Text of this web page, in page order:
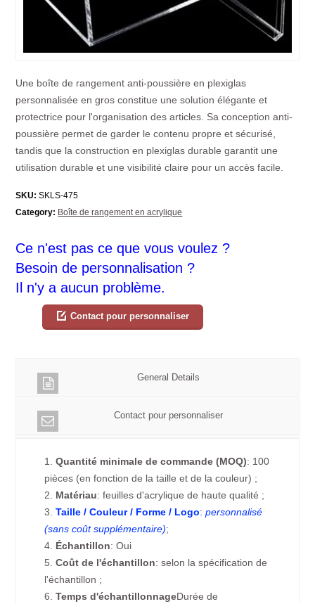
Une boîte de rangement anti-poussière en plexiglas
personnalisée en gros constitue une solution élégante et
protectrice pour l'organisation des articles. Sa conception anti-
poussière permet de garder le contenu propre et sécurisé,
tandis que la construction en plexiglas durable garantit une
utilisation durable et une visibilité claire pour un accès facile.
SKU: SKLS-475
Category: Boîte de rangement en acrylique
Ce n'est pas ce que vous voulez ?
Besoin de personnalisation ?
Il n'y a aucun problème.
Contact pour personnaliser
General Details
Contact pour personnaliser
1.Quantité minimale de commande (MOQ): 100
pièces (en fonction de la taille et de la couleur) ;
2. Matériau: feuilles d'acrylique de haute qualité ;
3.Taille / Couleur / Forme / Logo:personnalisé
(sans coût supplémentaire);
4. Échantillon: Oui
5.Coût de l'échantillon: selon la spécification de
l'échantillon ;
6.Temps d'échantillonnageDurée de